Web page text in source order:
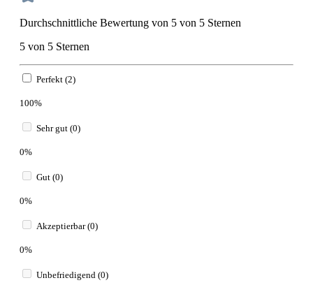
Durchschnittliche Bewertung von 5 von 5 Sternen
5 von 5 Sternen
Perfekt (2)
100%
Sehr gut (0)
0%
Gut (0)
0%
Akzeptierbar (0)
0%
Unbefriedigend (0)